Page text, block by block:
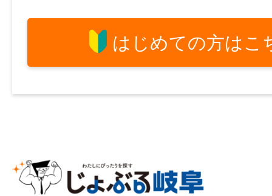
はじめての方はこ